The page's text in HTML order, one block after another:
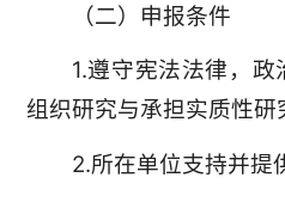
（二）申报条件
1.遵守宪法法律，
组织研究与承担实质性研
2.所在单位支持并提